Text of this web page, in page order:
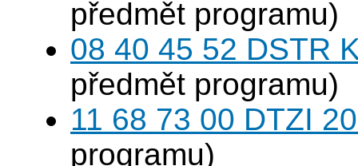
předmět programu)
08 40 45 52 DSTR
předmět programu)
11 68 73 00 DTZI
programu)